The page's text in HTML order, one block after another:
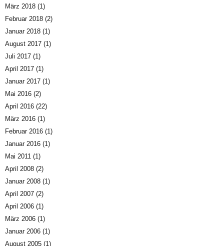
März 2018 (1)
Februar 2018 (2)
Januar 2018 (1)
August 2017 (1)
Juli 2017 (1)
April 2017 (1)
Januar 2017 (1)
Mai 2016 (2)
April 2016 (22)
März 2016 (1)
Februar 2016 (1)
Januar 2016 (1)
Mai 2011 (1)
April 2008 (2)
Januar 2008 (1)
April 2007 (2)
April 2006 (1)
März 2006 (1)
Januar 2006 (1)
August 2005 (1)